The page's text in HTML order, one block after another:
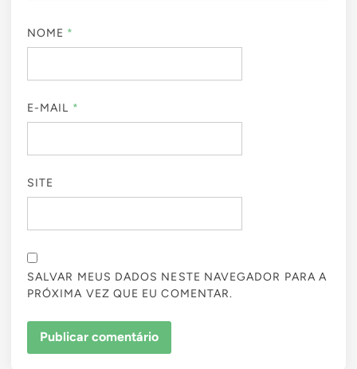
NOME *
E-MAIL *
SITE
SALVAR MEUS DADOS NESTE NAVEGADOR PARA A
PRÓXIMA VEZ QUE EU COMENTAR.